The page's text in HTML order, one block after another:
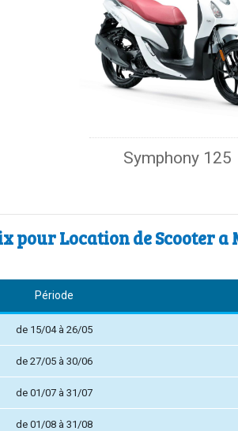
Symphony 125
pour Location de Scooter
Période
de 15/04 à 26/05
de 27/05 à 30/06
de 01/07 à 31/07
de 01/08 à 31/08